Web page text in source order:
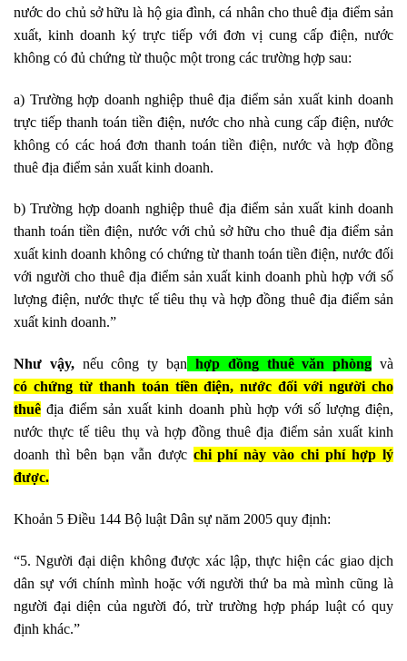
nước do chủ sở hữu là hộ gia đình, cá nhân cho thuê địa điểm sản
xuất, kinh doanh ký trực tiếp với đơn vị cung cấp điện, nước
không có đủ chứng từ thuộc một trong các trường hợp sau:
a) Trường hợp doanh nghiệp thuê địa điểm sản xuất kinh doanh
trực tiếp thanh toán tiền điện, nước cho nhà cung cấp điện, nước
không có các hoá đơn thanh toán tiền điện, nước và hợp đồng
thuê địa điểm sản xuất kinh doanh.
b) Trường hợp doanh nghiệp thuê địa điểm sản xuất kinh doanh
thanh toán tiền điện, nước với chủ sở hữu cho thuê địa điểm sản
xuất kinh doanh không có chứng từ thanh toán tiền điện, nước đối
với người cho thuê địa điểm sản xuất kinh doanh phù hợp với số
lượng điện, nước thực tế tiêu thụ và hợp đồng thuê địa điểm sản
xuất kinh doanh.”
Như vậy,nếu công ty bạn hợp đồng thuê văn phòng và
có chứng từ thanh toán tiền điện, nước đối với người cho
thuê địa điểm sản xuất kinh doanh phù hợp với số lượng điện,
nước thực tế tiêu thụ và hợp đồng thuê địa điểm sản xuất kinh
doanh thì bên bạn vẫn được chi phí này vào chi phí hợp lý
được.
Khoản 5 Điều 144 Bộ luật Dân sự năm 2005 quy định:
“5. Người đại diện không được xác lập, thực hiện các giao dịch
dân sự với chính mình hoặc với người thứ ba mà mình cũng là
người đại diện của người đó, trừ trường hợp pháp luật có quy
định khác.”